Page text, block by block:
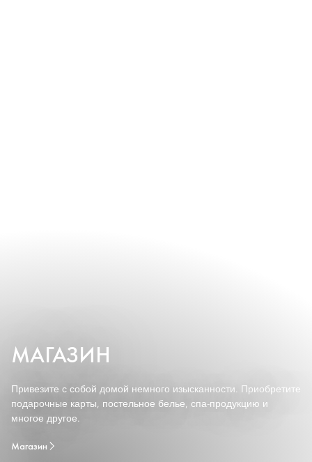
МАГАЗИН
Привезите с собой домой немного изысканности. Приобретите
подарочные карты, постельное белье, спа-продукцию и
многое другое.
Магазин